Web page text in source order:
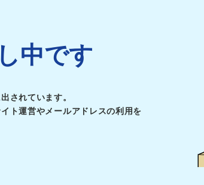
中です
されています。
ト運営やメールアドレスの利用を